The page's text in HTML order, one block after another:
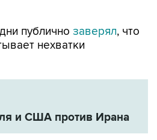
публично заверял, что
нехватки
и США против Ирана